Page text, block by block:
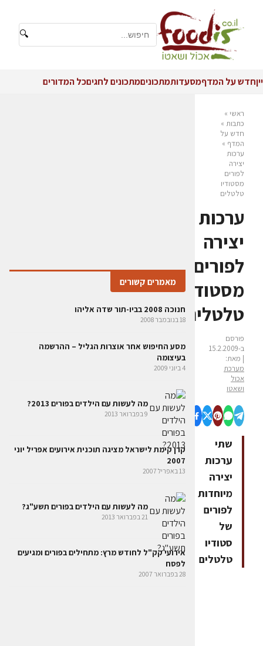
🔍
ייןחדש על המדףמסעדותמתכוניםמתכונים לחגיםכל המדורים
ראשי »
כתבות »
חדש על
המדף »
ערכות
יצירה
לפורים
מסטודיו
טלטלים
ערכות
יצירה
לפורים
מסטודיו
טלטלים
פורסם
ב-15.2.2009
| מאת:
מערכת
אכול
ושאטו
שתי
ערכות
יצירה
מיוחדות
לפורים
של
סטודיו
טלטלים
מאמרים קשורים
חנוכה 2008 בביו-תור שדה אליהו
18 בנובמבר 2008
מסע החיפוש אחר אוצרות הגליל – ההרשמה
בעיצומה
4 ביוני 2009
מה לעשות עם הילדים בפורים 2013?
9 בפברואר 2013
קרן קימת לישראל מציגה תוכנית אירועים אפריל יוני
2007
13 באפריל 2007
מה לעשות עם הילדים בפורים תשע"ג?
21 בפברואר 2013
אירועי קק"ל לחודש מרץ: מתחילים בפורים ומגיעים
לפסח
28 בפברואר 2007